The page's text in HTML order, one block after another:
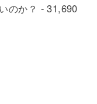
のか？ - 31,690